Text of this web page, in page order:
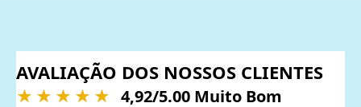
AVALIAÇÃO DOS NOSSOS CLIENTES
4,92/5.00 Muito Bom